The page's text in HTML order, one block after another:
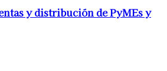
y distribución de PyMEs y